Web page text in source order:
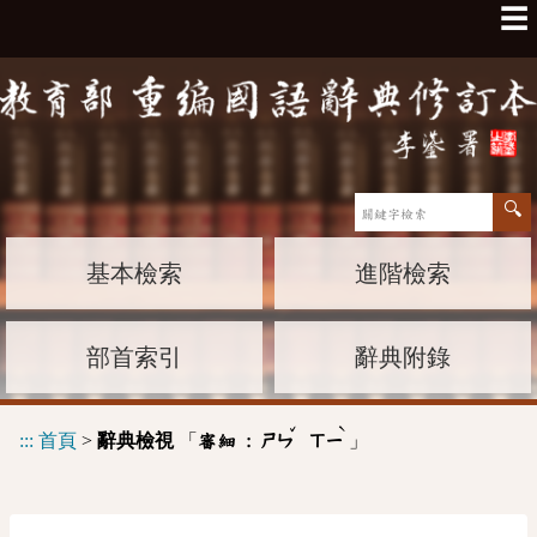
☰
基本檢索 進階檢索
部首索引 辭典附錄
::: 首頁 > 辭典檢視「 審細 : ㄕㄣ
ˇ
ㄒㄧ
ˋ
」